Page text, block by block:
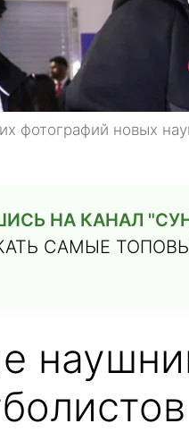
фотографий новых
НА КАНАЛ
САМЫЕ